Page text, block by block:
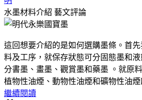
水墨材料介紹 藝文評論
這回想要介紹的是如何選購墨條。首
料及工序，就保存狀態可分固態墨和
分書墨、畫墨、觀賞墨和藥墨 。就原
植物性油煙、動物性油煙和礦物性油煙
繼續閱讀